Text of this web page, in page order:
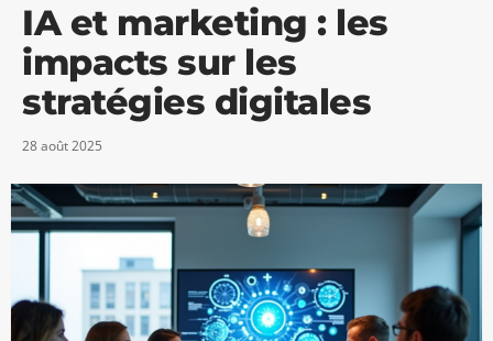
IA et marketing : les
impacts sur les
stratégies digitales
28 août 2025